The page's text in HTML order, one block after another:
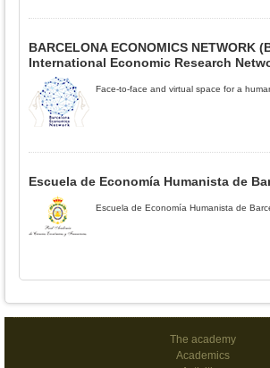
BARCELONA ECONOMICS NETWORK
International Economic Research
Face-to-face and virtual space for a
Escuela de Economía Humanista de
Escuela de Economía Humanista de
The academy
Academics